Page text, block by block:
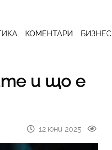
КОМЕНТАРИ БИЗНЕС
и що е
12 юни 2025